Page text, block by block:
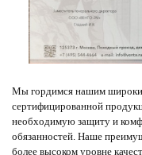
Мы гордимся нашим
сертифицированной
необходимую защиту и
обязанностей. Наше
более высоком уровне